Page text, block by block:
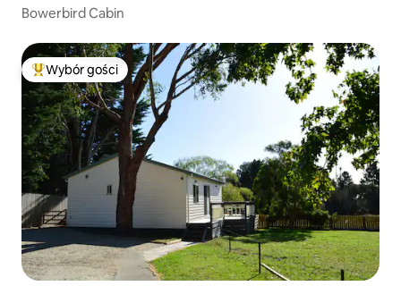
Bowerbird Cabin
Najpopularniejsze z kategorii Wybór gości
Wybór gości